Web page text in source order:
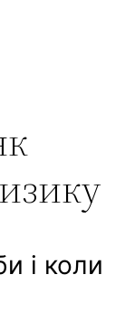
і коли